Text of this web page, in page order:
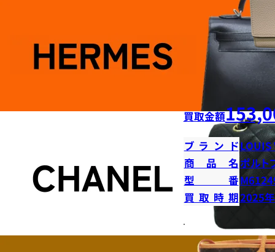
買取金額
ブランドLOUIS
商品名ポルト
型番
買取時期2025